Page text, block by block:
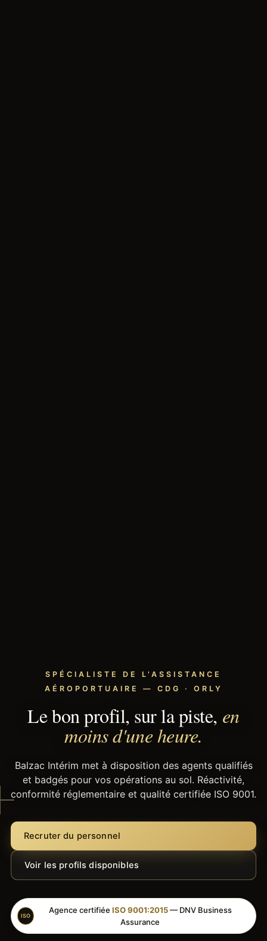
SPÉCIALISTE DE L'ASSISTANCE
AÉROPORTUAIRE — CDG · ORLY
Le bon profil, sur la piste, en
moins d'une heure.
Balzac Intérim met à disposition des agents qualifiés
et badgés pour vos opérations au sol. Réactivité,
conformité réglementaire et qualité certifiée ISO 9001.
Recruter du personnel
Voir les profils disponibles
ISO
Agence certifiée ISO 9001:2015— DNV Business
Assurance